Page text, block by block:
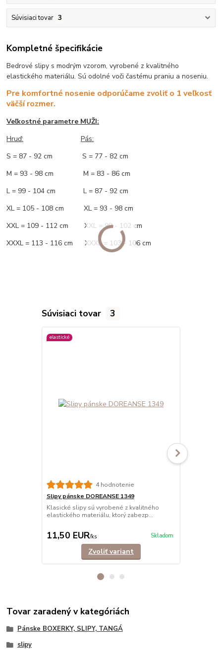
Súvisiaci tovar 3
Kompletné špecifikácie
Bedrové slipy s modrým vzorom, vyrobené z kvalitného
elastického materiálu. Sú odolné voči častému praniu a noseniu.
Pre komfortné nosenie odporúčame zvoliť o 1 veľkosť
väčší rozmer.
Veľkostné parametre MUŽI:
Hruď:
Pás:
S = 87 - 92 cm S = 77 - 82 cm
M = 93 - 98 cm M = 83 - 86 cm
L = 99 - 104 cm L = 87 - 92 cm
XL = 105 - 108 cm XL = 93 - 98 cm
XXL = 109 - 112 cm XXL = 99 - 102 cm
XXXL = 113 - 116 cm XXXL = 103 - 106 cm
Súvisiaci tovar 3
elastické
4 hodnotenie
Slipy pánske DOREANSE 1349
Klasické slipy sú vyrobené z kvalitného
elastického materiálu, ktorý zabezp...
11,50 EUR/ks Skladom
Zvoliť variant
Tovar zaradený v kategóriách
Pánske BOXERKY, SLIPY, TANGÁ
slipy